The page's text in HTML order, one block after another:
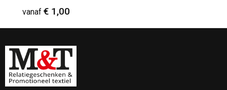
vanaf € 1,00
Minimale afname: 77